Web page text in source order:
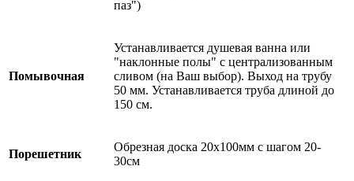
паз")
Помывочная
Устанавливается душевая ванна или
"наклонные полы" с централизованным
сливом (на Ваш выбор). Выход на трубу
50 мм. Устанавливается труба длиной до
150 см.
Порешетник
Обрезная доска 20х100мм с шагом 20-
30см